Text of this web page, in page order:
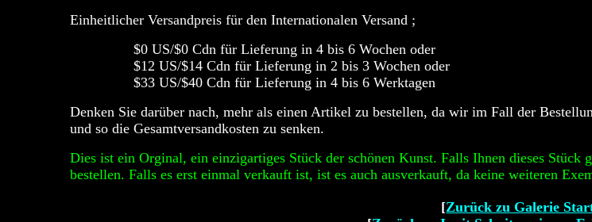
Einheitlicher Versandpreis für den Internationalen Versand ;
$0 US/$0 Cdn für Lieferung in 4 bis 6 Wochen oder
$12 US/$14 Cdn für Lieferung in 2 bis 3 Wochen oder
$33 US/$40 Cdn für Lieferung in 4 bis 6 Werktagen
Denken Sie darüber nach, mehr als einen Artikel zu bestellen, da wir im Fall der
und so die Gesamtversandkosten zu senken.
Dies ist ein Orginal, ein einzigartiges Stück der schönen Kunst. Falls Ihnen dieses
bestellen. Falls es erst einmal verkauft ist, ist es auch ausverkauft, da keine weiteren
[Zurück zu Galerie